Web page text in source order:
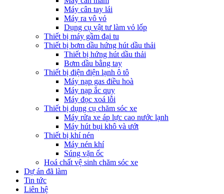
Máy cân tay lái
Máy ra vô vỏ
Dụng cụ vật tư làm vỏ lốp
Thiết bị máy gầm đại tu
Thiết bị bơm dầu hứng hút dầu thải
Thiết bị hứng hút dầu thải
Bơm dầu bằng tay
Thiết bị điện điện lạnh ô tô
Máy nạp gas điều hoà
Máy nạp ắc quy
Máy đọc xoá lỗi
Thiết bị dụng cụ chăm sóc xe
Máy rửa xe áp lực cao nước lạnh
Máy hút bụi khô và ướt
Thiết bị khí nén
Máy nén khí
Súng vặn ốc
Hoá chất vệ sinh chăm sóc xe
Dự án đã làm
Tin tức
Liên hệ